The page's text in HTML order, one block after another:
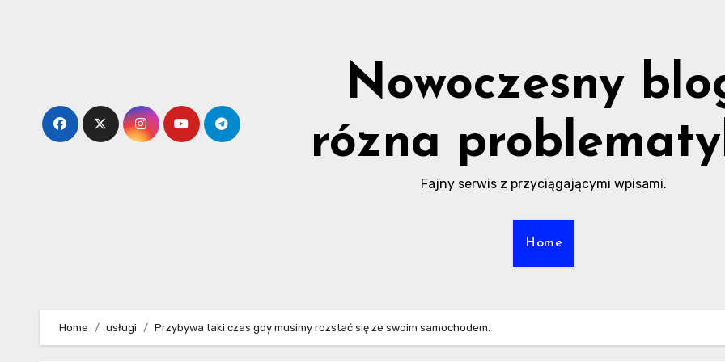
Nowoczesny
rózna
Fajny serwis z przyciągającymi wpisami.
Home
Home usługi Przybywa taki czas gdy musimy rozstać się ze swoim samochodem.